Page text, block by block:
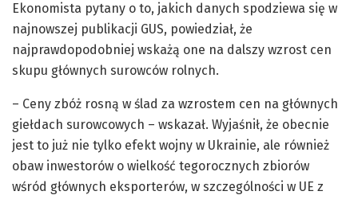
Ekonomista pytany o to, jakich danych spodziewa się w
najnowszej publikacji GUS, powiedział, że
najprawdopodobniej wskażą one na dalszy wzrost cen
skupu głównych surowców rolnych.
– Ceny zbóż rosną w ślad za wzrostem cen na głównych
giełdach surowcowych – wskazał. Wyjaśnił, że obecnie
jest to już nie tylko efekt wojny w Ukrainie, ale również
obaw inwestorów o wielkość tegorocznych zbiorów
wśród głównych eksporterów, w szczególności w UE z